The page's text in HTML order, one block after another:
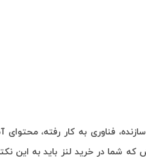
فناوری به کار رفته، محتوای
شما در خرید لنز باید به این